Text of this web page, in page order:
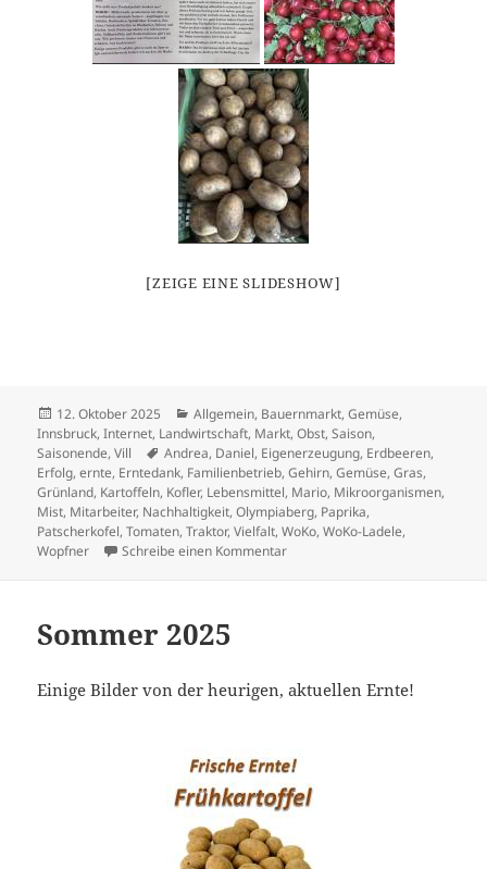
[ZEIGE EINE SLIDESHOW]
Veröffentlicht
am
12. Oktober 2025 Kategorien
Allgemein, Bauernmarkt,Gemüse,
Innsbruck,Internet, Landwirtschaft, Markt,Obst,Saison,
Saisonende,Vill Schlagwörter
Andrea, Daniel, Eigenerzeugung, Erdbeeren,
Erfolg,ernte, Erntedank, Familienbetrieb,Gehirn,Gemüse,Gras,
Grünland, Kartoffeln, Kofler, Lebensmittel, Mario, Mikroorganismen,
Mist, Mitarbeiter, Nachhaltigkeit,Olympiaberg, Paprika,
Patscherkofel,Tomaten,Traktor,Vielfalt,WoKo,WoKo-Ladele,
Wopfner
Schreibe einen Kommentarzu Herbst – Erntedank 2025
Sommer 2025
Einige Bilder von der heurigen, aktuellen Ernte!